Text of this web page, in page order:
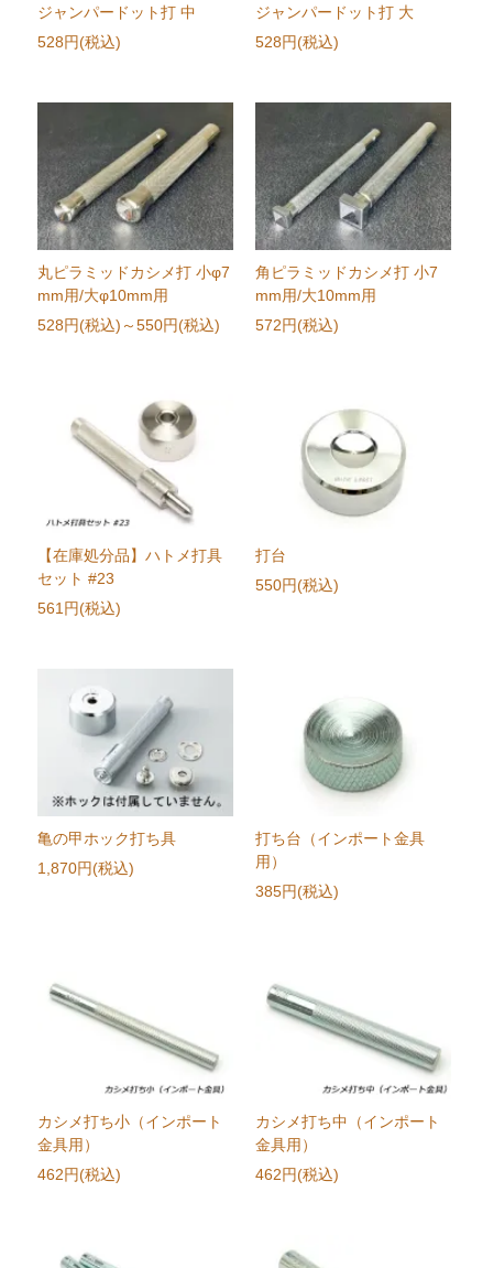
ジャンパードット打 中
528円(税込)
ジャンパードット打 大
528円(税込)
丸ピラミッドカシメ打 小φ7
mm用/大φ10mm用
528円(税込) ～550円(税込)
角ピラミッドカシメ打 小7
mm用/大10mm用
572円(税込)
【在庫処分品】ハトメ打具
セット #23
561円(税込)
打台
550円(税込)
亀の甲ホック打ち具
1,870円(税込)
打ち台（インポート金具
用）
385円(税込)
カシメ打ち小（インポート
金具用）
462円(税込)
カシメ打ち中（インポート
金具用）
462円(税込)